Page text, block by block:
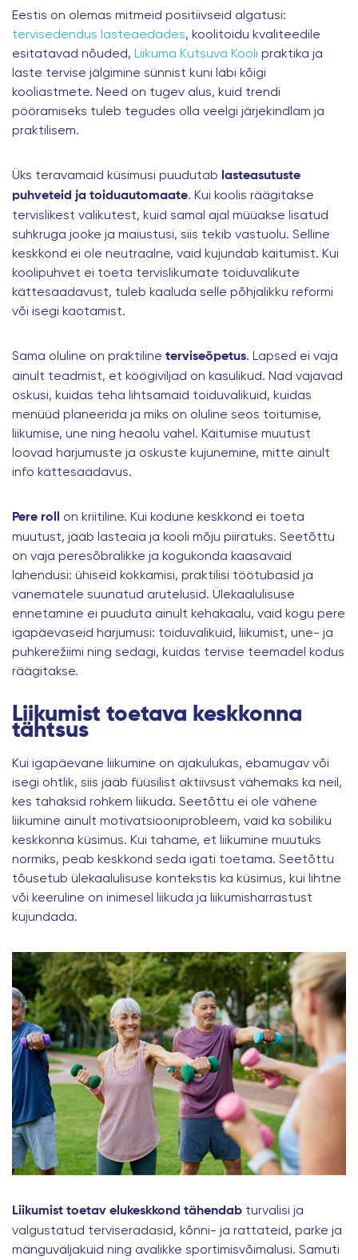
Eestis on olemas mitmeid positiivseid algatusi:
tervisedendus lasteaedades, koolitoidu kvaliteedile
esitatavad nõuded, Liikuma Kutsuva Kooli praktika ja
laste tervise jälgimine sünnist kuni läbi kõigi
kooliastmete. Need on tugev alus, kuid trendi
pööramiseks tuleb tegudes olla veelgi järjekindlam ja
praktilisem.
Üks teravamaid küsimusi puudutab lasteasutuste
puhveteid ja toiduautomaate. Kui koolis räägitakse
tervislikest valikutest, kuid samal ajal müüakse lisatud
suhkruga jooke ja maiustusi, siis tekib vastuolu. Selline
keskkond ei ole neutraalne, vaid kujundab käitumist. Kui
koolipuhvet ei toeta tervislikumate toiduvalikute
kättesaadavust, tuleb kaaluda selle põhjalikku reformi
või isegi kaotamist.
Sama oluline on praktiline terviseõpetus. Lapsed ei vaja
ainult teadmist, et köögiviljad on kasulikud. Nad vajavad
oskusi, kuidas teha lihtsamaid toiduvalikuid, kuidas
menüüd planeerida ja miks on oluline seos toitumise,
liikumise, une ning heaolu vahel. Käitumise muutust
loovad harjumuste ja oskuste kujunemine, mitte ainult
info kättesaadavus.
Pere roll
on kriitiline. Kui kodune keskkond ei toeta
muutust, jääb lasteaia ja kooli mõju piiratuks. Seetõttu
on vaja peresõbralikke ja kogukonda kaasavaid
lahendusi: ühiseid kokkamisi, praktilisi töötubasid ja
vanematele suunatud arutelusid. Ülekaalulisuse
ennetamine ei puuduta ainult kehakaalu, vaid kogu pere
igapäevaseid harjumusi: toiduvalikuid, liikumist, une- ja
puhkerežiimi ning sedagi, kuidas tervise teemadel kodus
räägitakse.
Liikumist toetava keskkonna
tähtsus
Kui igapäevane liikumine on ajakulukas, ebamugav või
isegi ohtlik, siis jääb füüsilist aktiivsust vähemaks ka neil,
kes tahaksid rohkem liikuda. Seetõttu ei ole vähene
liikumine ainult motivatsiooniprobleem, vaid ka sobiliku
keskkonna küsimus. Kui tahame, et liikumine muutuks
normiks, peab keskkond seda igati toetama. Seetõttu
tõusetub ülekaalulisuse kontekstis ka küsimus, kui lihtne
või keeruline on inimesel liikuda ja liikumisharrastust
kujundada.
Liikumist toetav elukeskkond tähendab turvalisi ja
valgustatud terviseradasid, kõnni- ja rattateid, parke ja
mänguväljakuid ning avalikke sportimisvõimalusi. Samuti